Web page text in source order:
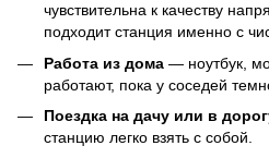
чувствительна к качеству
подходит станция именно с
Работа из дома — ноутбук,
работают, пока у соседей
Поездка на дачу или в
станцию легко взять с собой.